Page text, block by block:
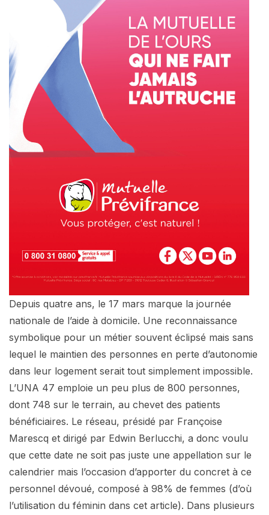
Depuis quatre ans, le 17 mars marque la journée
nationale de l’aide à domicile. Une reconnaissance
symbolique pour un métier souvent éclipsé mais sans
lequel le maintien des personnes en perte d’autonomie
dans leur logement serait tout simplement impossible.
L’UNA 47 emploie un peu plus de 800 personnes,
dont 748 sur le terrain, au chevet des patients
bénéficiaires. Le réseau, présidé par Françoise
Marescq et dirigé par Edwin Berlucchi, a donc voulu
que cette date ne soit pas juste une appellation sur le
calendrier mais l’occasion d’apporter du concret à ce
personnel dévoué, composé à 98% de femmes (d’où
l’utilisation du féminin dans cet article). Dans plusieurs